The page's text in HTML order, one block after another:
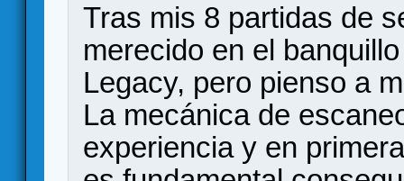
Tras mis 8 partidas de
merecido en el
Legacy, pero pienso a
La mecánica de
experiencia y en